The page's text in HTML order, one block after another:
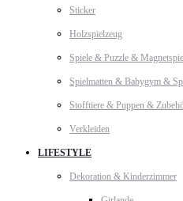
Sticker
Holzspielzeug
Spiele & Puzzle &
Spielmatten & Babygym &
Stofftiere & Puppen &
Verkleiden
LIFESTYLE
Dekoration & Kinderzimmer